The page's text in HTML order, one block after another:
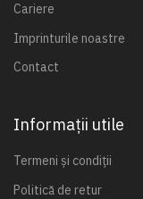
Cariere
Imprinturile noastre
Contact
Informații utile
Termeni și condiții
Politică de retur